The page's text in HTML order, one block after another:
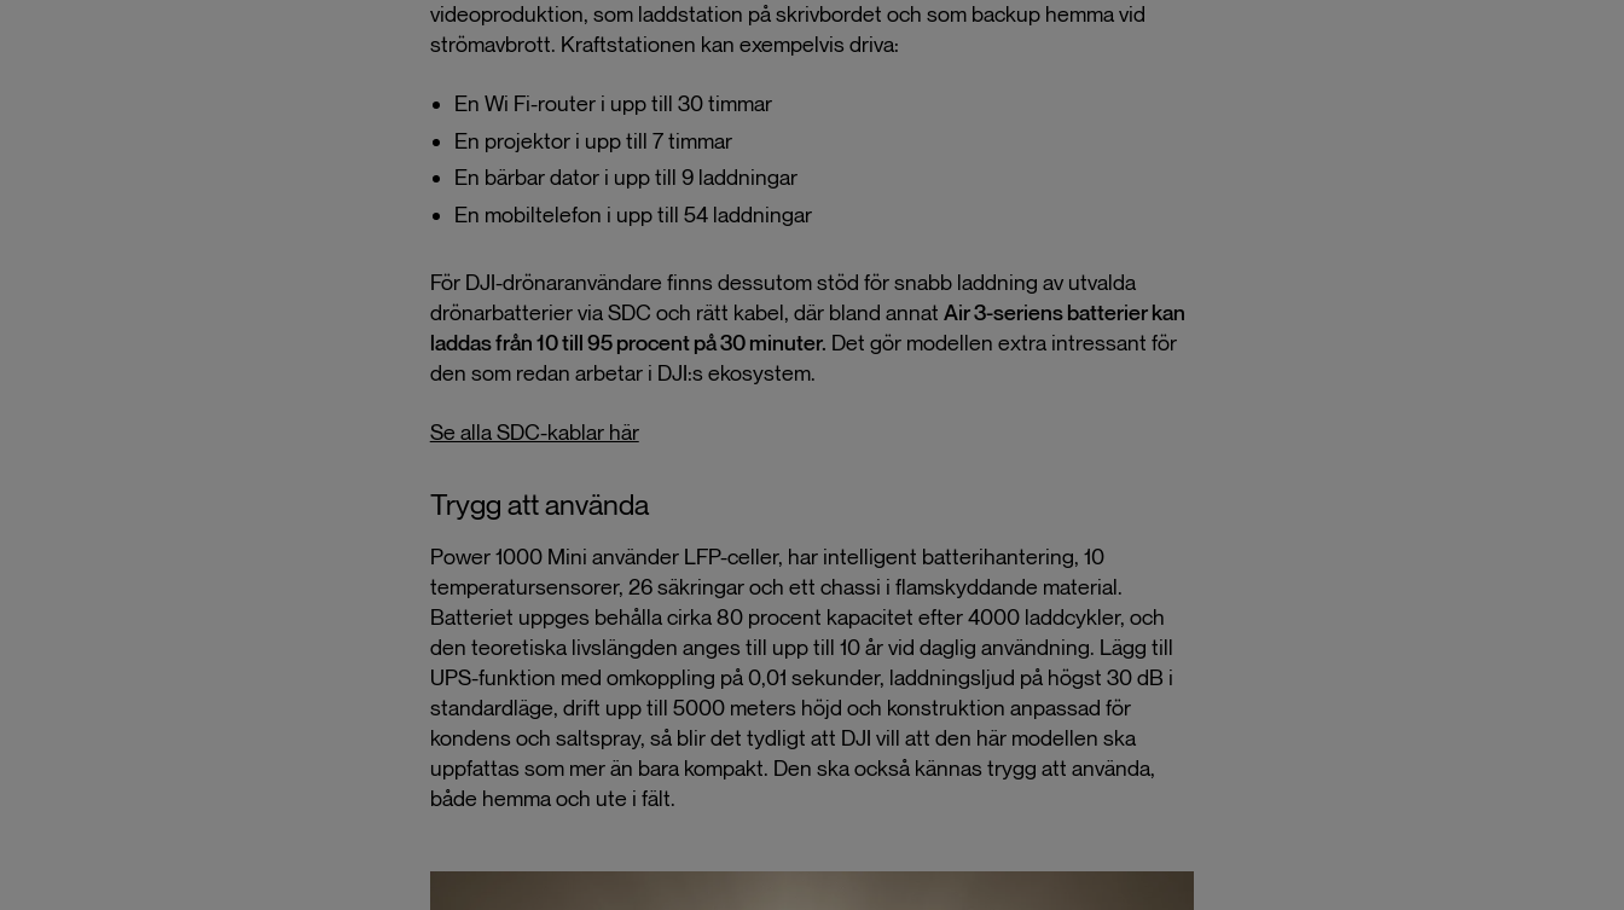
videoproduktion, som laddstation på skrivbordet och som backup hemma vid
strömavbrott. Kraftstationen kan exempelvis driva:
En Wi Fi-router i upp till 30 timmar
En projektor i upp till 7 timmar
En bärbar dator i upp till 9 laddningar
En mobiltelefon i upp till 54 laddningar
För DJI-drönaranvändare finns dessutom stöd för snabb laddning av utvalda
drönarbatterier via SDC och rätt kabel, där bland annat Air 3-seriens batterier kan
laddas från 10 till 95 procent på 30 minuter. Det gör modellen extra intressant för
den som redan arbetar i DJI:s ekosystem.
Se alla SDC-kablar här
Trygg att använda
Power 1000 Mini använder LFP-celler, har intelligent batterihantering, 10
temperatursensorer, 26 säkringar och ett chassi i flamskyddande material.
Batteriet uppges behålla cirka 80 procent kapacitet efter 4000 laddcykler, och
den teoretiska livslängden anges till upp till 10 år vid daglig användning. Lägg till
UPS-funktion med omkoppling på 0,01 sekunder, laddningsljud på högst 30 dB i
standardläge, drift upp till 5000 meters höjd och konstruktion anpassad för
kondens och saltspray, så blir det tydligt att DJI vill att den här modellen ska
uppfattas som mer än bara kompakt. Den ska också kännas trygg att använda,
både hemma och ute i fält.